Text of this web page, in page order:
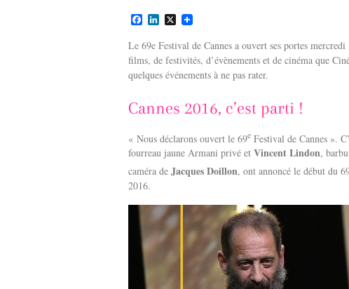
F
c
e
b
o
L
n
k
e
d
X
Le 69e Festival de Cannes a ouvert ses portes
films, de festivités, d’évènements et de cinéma que
quelques événements à ne pas rater.
Cannes 2016, c’est parti !
« Nous déclarons ouvert le 69e Festival de Cannes ».
fourreau jaune Armani privé et Vincent Lindon,
caméra de Jacques Doillon, ont annoncé le début du
2016.